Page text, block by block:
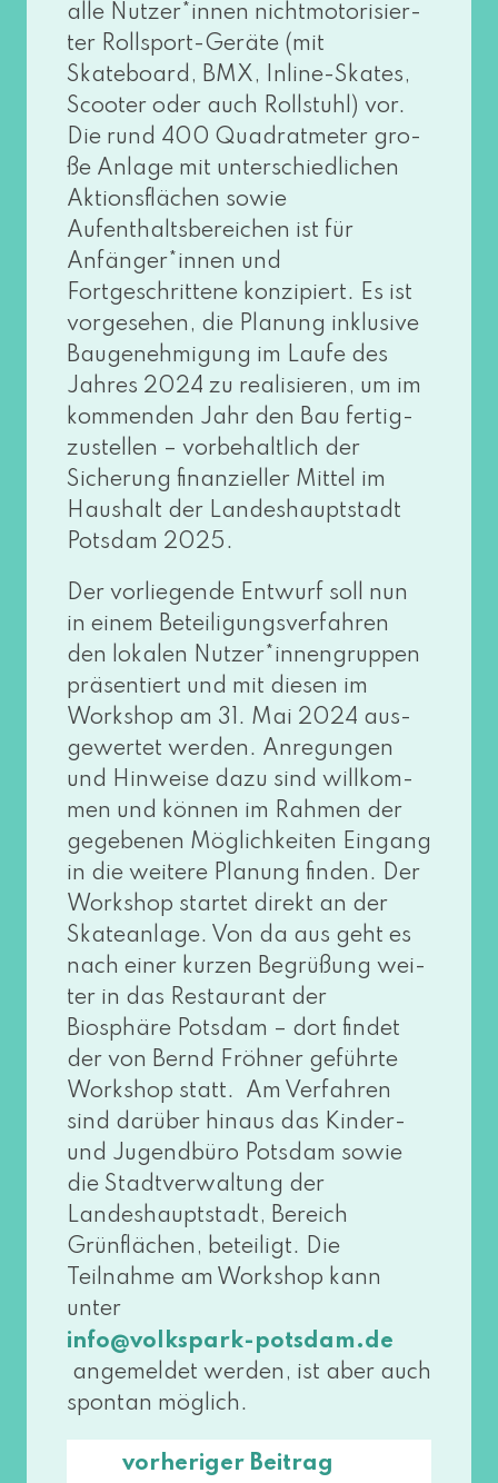
alle Nutzer*innen nicht­mo­to­ri­sier­
ter Rollsport-Geräte (mit
Skateboard, BMX, Inline-Skates,
Scooter oder auch Rollstuhl) vor.
Die rund 400 Quadratmeter gro­
ße Anlage mit unter­schied­li­chen
Aktionsflächen sowie
Aufenthaltsbereichen ist für
Anfänger*innen und
Fortgeschrittene kon­zi­piert. Es ist
vor­ge­se­hen, die Planung inklu­si­ve
Baugenehmigung im Laufe des
Jahres 2024 zu rea­li­sie­ren, um im
kom­men­den Jahr den Bau fer­tig­
zu­stel­len – vor­be­halt­lich der
Sicherung finan­zi­el­ler Mittel im
Haushalt der Landeshauptstadt
Potsdam 2025.
Der vor­lie­gen­de Entwurf soll nun
in einem Beteiligungsverfahren
den loka­len Nutzer*innengruppen
prä­sen­tiert und mit die­sen im
Workshop am 31. Mai 2024 aus­
ge­wer­tet wer­den. Anregungen
und Hinweise dazu sind will­kom­
men und kön­nen im Rahmen der
gege­be­nen Möglichkeiten Eingang
in die wei­te­re Planung fin­den. Der
Workshop star­tet direkt an der
Skateanlage. Von da aus geht es
nach einer kur­zen Begrüßung wei­
ter in das Restaurant der
Biosphäre Potsdam – dort fin­det
der von Bernd Fröhner geführ­te
Workshop statt. Am Verfahren
sind dar­über hin­aus das Kinder-
und Jugendbüro Potsdam sowie
die Stadtverwaltung der
Landeshauptstadt, Bereich
Grünflächen, betei­ligt. Die
Teilnahme am Workshop kann
unter
info@​volkspark-​potsdam.​de
ange­mel­det wer­den, ist aber auch
spon­tan möglich.
vorheriger Beitrag